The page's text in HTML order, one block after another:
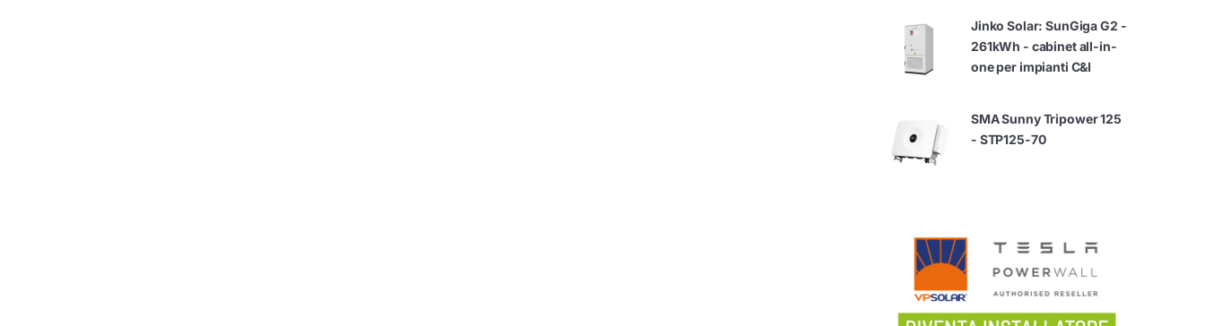
Jinko Solar: SunGiga G2 -
261kWh - cabinet all-in-
one per impianti C&I
SMA Sunny Tripower 125
- STP125-70